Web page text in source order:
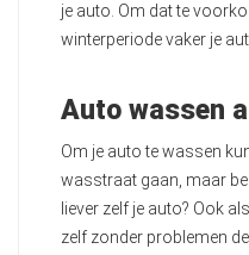
je auto. Om dat te
winterperiode vaker je
Auto wassen
Om je auto te wassen
wasstraat gaan, maar
liever zelf je auto? Ook
zelf zonder problemen